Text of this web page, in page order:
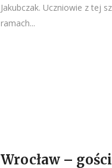
Jakubczak. Uczniowie z tej
ramach...
Wrocław –